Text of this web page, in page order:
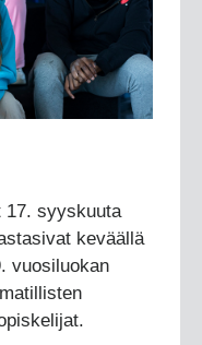
17. syyskuuta
keväällä
vuosiluokan